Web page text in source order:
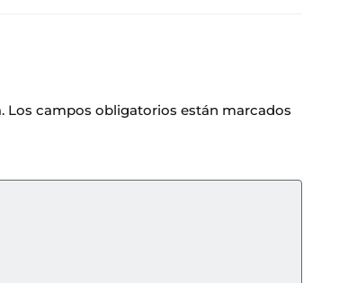
Los campos obligatorios están marcados